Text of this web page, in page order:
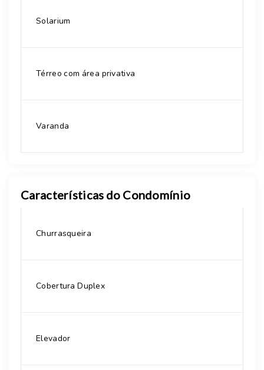
Solarium
Térreo com área privativa
Varanda
Características do Condomínio
Churrasqueira
Cobertura Duplex
Elevador